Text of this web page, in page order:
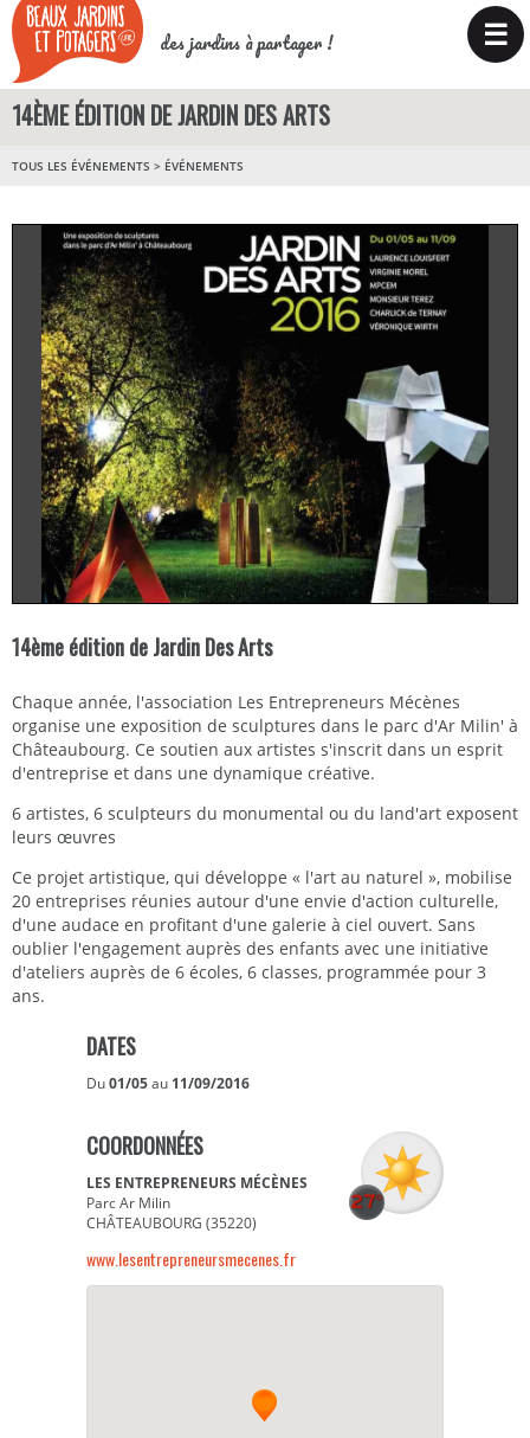
des jardins à partager ! ☰
14ÈME ÉDITION DE JARDIN DES ARTS
TOUS LES ÉVÉNEMENTS > ÉVÉNEMENTS
14ème édition de Jardin Des Arts
Chaque année, l'association Les Entrepreneurs Mécènes
organise une exposition de sculptures dans le parc d'Ar Milin' à
Châteaubourg. Ce soutien aux artistes s'inscrit dans un esprit
d'entreprise et dans une dynamique créative.
6 artistes, 6 sculpteurs du monumental ou du land'art exposent
leurs œuvres
Ce projet artistique, qui développe « l'art au naturel », mobilise
20 entreprises réunies autour d'une envie d'action culturelle,
d'une audace en profitant d'une galerie à ciel ouvert. Sans
oublier l'engagement auprès des enfants avec une initiative
d'ateliers auprès de 6 écoles, 6 classes, programmée pour 3
ans.
DATES
Du01/05au 11/09/2016
COORDONNÉES
LES ENTREPRENEURS MÉCÈNES
Parc Ar Milin
CHÂTEAUBOURG (35220)
www.lesentrepreneursmecenes.fr